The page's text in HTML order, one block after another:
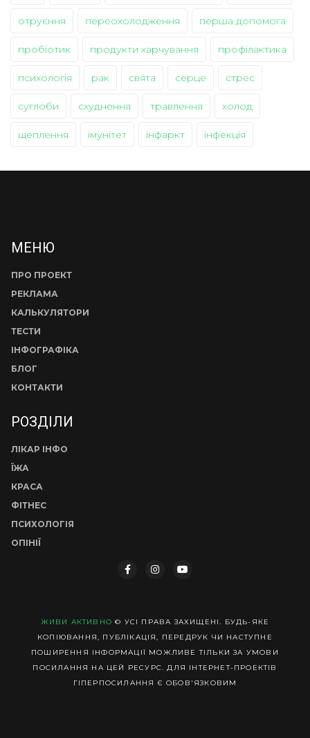
отруєння переохолодження перша допомога
пробіотик продукти харчування профілактика
психологія рак свята серце стрес
суглоби схуднення травлення холод
щеплення імунітет інфаркт інфекція
МЕНЮ
ПРО ПРОЕКТ
РЕКЛАМА
КАЛЬКУЛЯТОРИ
ТЕСТИ
ІНФОГРАФІКА
БЛОГ
КОНТАКТИ
РОЗДІЛИ
ЛІКАР ІНФО
ЇЖА
КРАСА
ФІТНЕС
ПСИХОЛОГІЯ
ОПІНІЇ
ЖИВИ АКТИВНО © УСІ ПРАВА ЗАХИЩЕНІ. БУДЬ-ЯКЕ
КОПІЮВАННЯ, ПУБЛІКАЦІЯ, ПЕРЕДРУК ЧИ НАСТУПНЕ
ПОШИРЕННЯ ІНФОРМАЦІЇ МОЖЛИВЕ ТІЛЬКИ ЗА УМОВИ
ПОСИЛАННЯ НА ЦЕЙ РЕСУРС. ДЛЯ ІНТЕРНЕТ-ПРОЕКТІВ
ГІПЕРПОСИЛАННЯ Є ОБОВ'ЯЗКОВИМ